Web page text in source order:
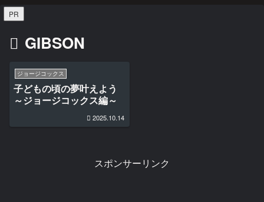
PR
GIBSON
ジョージコックス
子どもの頃の夢叶えよう
～ジョージコックス編～
2025.10.14
スポンサーリンク